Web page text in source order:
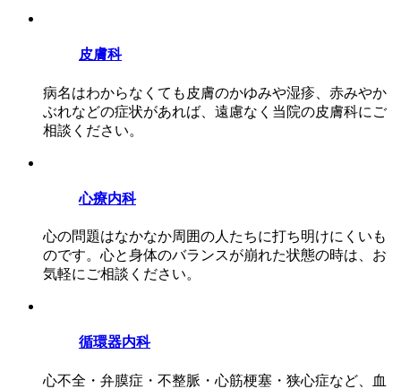
皮膚科
病名はわからなくても皮膚のかゆみや湿疹、赤みやか
ぶれなどの症状があれば、遠慮なく当院の皮膚科にご
相談ください。
心療内科
心の問題はなかなか周囲の人たちに打ち明けにくいも
のです。心と身体のバランスが崩れた状態の時は、お
気軽にご相談ください。
循環器内科
心不全・弁膜症・不整脈・心筋梗塞・狭心症など、血